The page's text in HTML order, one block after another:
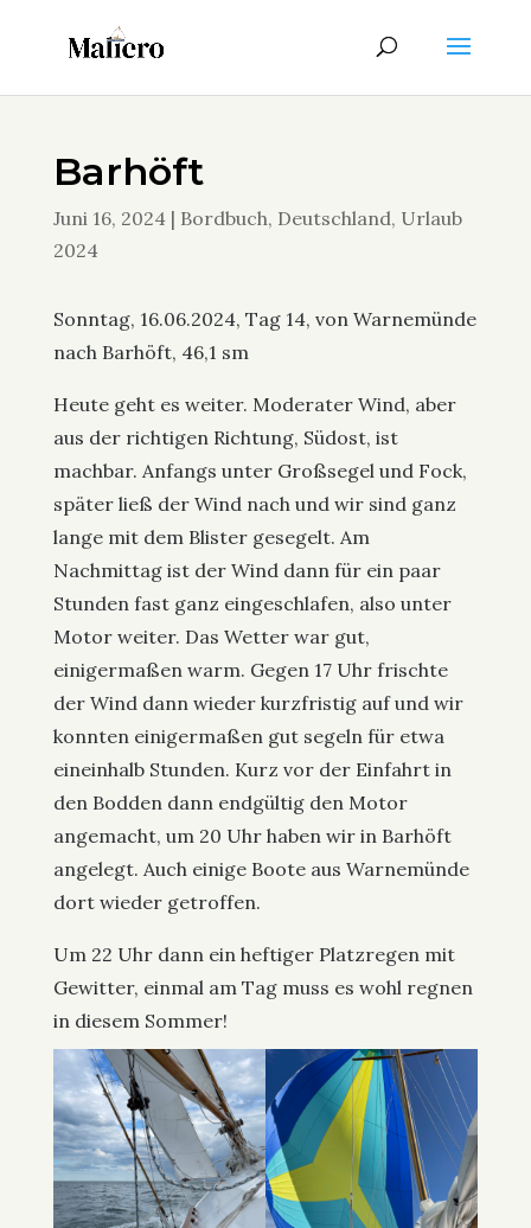
Barhöft
Juni 16, 2024| Bordbuch, Deutschland, Urlaub
2024
Sonntag, 16.06.2024, Tag 14, von Warnemünde
nach Barhöft, 46,1 sm
Heute geht es weiter. Moderater Wind, aber
aus der richtigen Richtung, Südost, ist
machbar. Anfangs unter Großsegel und Fock,
später ließ der Wind nach und wir sind ganz
lange mit dem Blister gesegelt. Am
Nachmittag ist der Wind dann für ein paar
Stunden fast ganz eingeschlafen, also unter
Motor weiter. Das Wetter war gut,
einigermaßen warm. Gegen 17 Uhr frischte
der Wind dann wieder kurzfristig auf und wir
konnten einigermaßen gut segeln für etwa
eineinhalb Stunden. Kurz vor der Einfahrt in
den Bodden dann endgültig den Motor
angemacht, um 20 Uhr haben wir in Barhöft
angelegt. Auch einige Boote aus Warnemünde
dort wieder getroffen.
Um 22 Uhr dann ein heftiger Platzregen mit
Gewitter, einmal am Tag muss es wohl regnen
in diesem Sommer!